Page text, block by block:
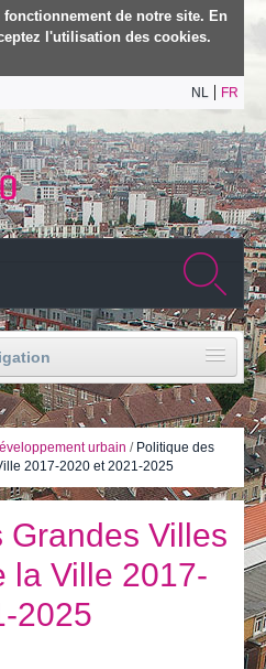
de notre site. En
l'utilisation des cookies.
NL FR
urbain / Politique des
2017-2020 et 2021-2025
Grandes Villes
la Ville 2017-
2025